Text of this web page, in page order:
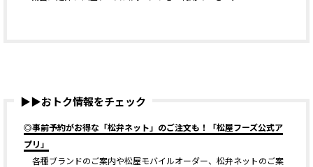
▶▶おトク情報をチェック
◎事前予約がお得な「松弁ネット」のご注文も！「松屋フーズ公式ア
プリ」
各種ブランドのご案内や松屋モバイルオーダー、松弁ネットのご案